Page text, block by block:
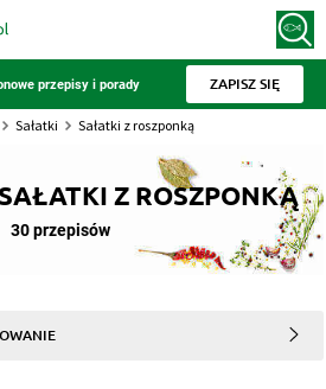
przepisy i porady ZAPISZ SIĘ
Sałatki Sałatki z roszponką
Z ROSZPONKĄ
30 przepisów